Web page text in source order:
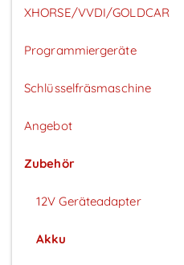
XHORSE/VVDI/GOLDCAR
Programmiergeräte
Schlüsselfräsmaschine
Angebot
Zubehör
12V Geräteadapter
Akku